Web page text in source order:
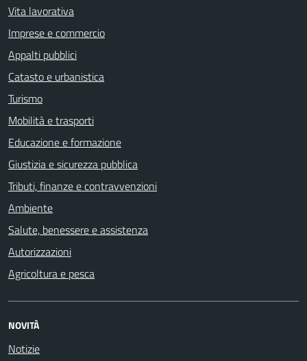
Vita lavorativa
Imprese e commercio
Appalti pubblici
Catasto e urbanistica
Turismo
Mobilità e trasporti
Educazione e formazione
Giustizia e sicurezza pubblica
Tributi, finanze e contravvenzioni
Ambiente
Salute, benessere e assistenza
Autorizzazioni
Agricoltura e pesca
NOVITÀ
Notizie